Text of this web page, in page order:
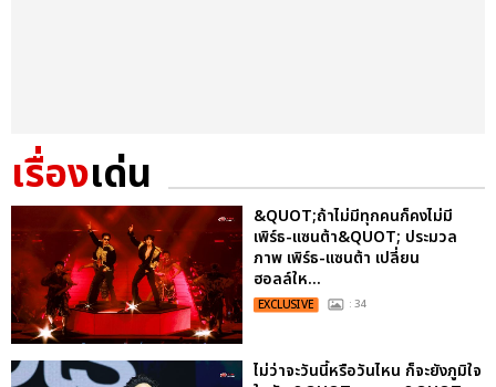
เรื่องเด่น
&QUOT;ถ้าไม่มีทุกคนก็คงไม่มี
เพิร์ธ-แซนต้า&QUOT; ประมวล
ภาพ เพิร์ธ-แซนต้า เปลี่ยน
ฮอลล์ให...
EXCLUSIVE : 34
ไม่ว่าจะวันนี้หรือวันไหน ก็จะยังภูมิใจ